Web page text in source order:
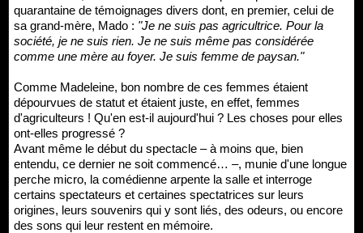
quarantaine de témoignages divers dont, en premier, celui de
sa grand-mère, Mado : "Je ne suis pas agricultrice. Pour la
société, je ne suis rien. Je ne suis même pas considérée
comme une mère au foyer. Je suis femme de paysan."
Comme Madeleine, bon nombre de ces femmes étaient
dépourvues de statut et étaient juste, en effet, femmes
d'agriculteurs ! Qu'en est-il aujourd'hui ? Les choses pour elles
ont-elles progressé ?
Avant même le début du spectacle – à moins que, bien
entendu, ce dernier ne soit commencé… –, munie d'une longue
perche micro, la comédienne arpente la salle et interroge
certains spectateurs et certaines spectatrices sur leurs
origines, leurs souvenirs qui y sont liés, des odeurs, ou encore
des sons qui leur restent en mémoire.